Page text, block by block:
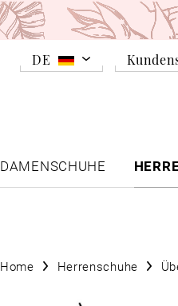
DE
DAMENSCHUHE
Home Herrenschuhe